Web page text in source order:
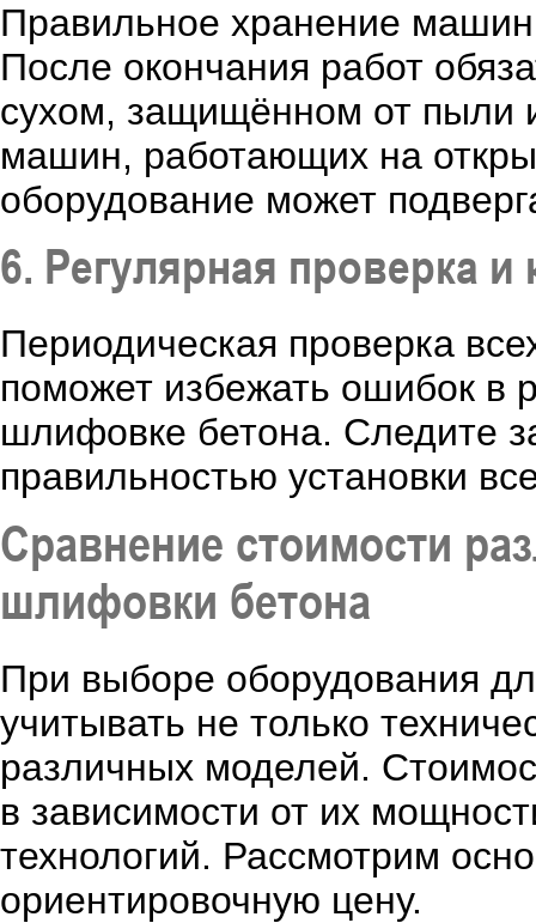
Правильное хранение
После окончания работ
сухом, защищённом от пыли
машин, работающих на
оборудование может
6. Регулярная проверка и
Периодическая проверка
поможет избежать ошибок в
шлифовке бетона. Следите
правильностью установки
Сравнение стоимости
шлифовки бетона
При выборе оборудования
учитывать не только
различных моделей.
в зависимости от их
технологий. Рассмотрим
ориентировочную цену.